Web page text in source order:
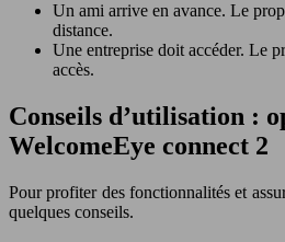
Un ami arrive en avance. Le
distance.
Une entreprise doit accéder. Le
accès.
Conseils d’utilisation :
WelcomeEye connect 2
Pour profiter des fonctionnalités et
quelques conseils.